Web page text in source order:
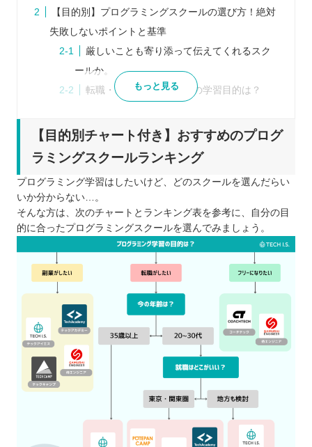
【目的別】プログラミングスクールの選び方！絶対
失敗しないポイントと基準
厳しいことも寄り添って伝えてくれるスク
ールか。
転職・就職・副業あなたの学習目的は？
を見極めよう
最新版｜プログラミングスクールおすすめ9選！目
的別に紹介！
令和の時代にプログラミング学習がおすすめの理由
求人数に対してエンジニアの不足
40代以上の転職でもスキルがあることで次
のステップを狙える
小学校でもプログラミング学習が必修
時間や場所に縛られずに働きやすい
業務効率改善へ向けて、DX化を進める企業
が増えている
プログラミングスクールの闇・裏話
プログラミングスクールの転職保証につい
て
自分の住んでるエリアでプログラミングスクールを
もっと見る
【目的別チャート付き】おすすめのプログ
ラミングスクールランキング
プログラミング学習はしたいけど、どのスクールを選んだらい
いか分からない…。
そんな方は、次のチャートとランキング表を参考に、自分の目
的に合ったプログラミングスクールを選んでみましょう。